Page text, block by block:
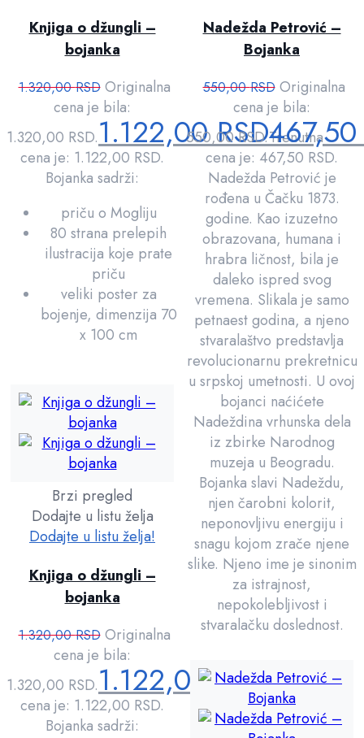
Knjiga o džungli –
bojanka
1.320,00RSD Originalna
cena je bila:
1.320,00 RSD.1.122,00RSDTrenutna
cena je: 1.122,00 RSD.
Bojanka sadrži:
priču o Mogliju
80 strana prelepih
ilustracija koje prate
priču
veliki poster za
bojenje, dimenzija 70
x 100 cm
Brzi pregled
Dodajte u listu želja
Dodajte u listu želja!
Knjiga o džungli –
bojanka
1.320,00RSD Originalna
cena je bila:
1.320,00 RSD.1.122,00RSDTrenutna
cena je: 1.122,00 RSD.
Bojanka sadrži:
Nadežda Petrović –
Bojanka
550,00RSD Originalna
cena je bila:
550,00 RSD.
cena je: 467,50 RSD.
Nadežda Petrović je
rođena u Čačku 1873.
godine. Kao izuzetno
obrazovana, humana i
hrabra ličnost, bila je
daleko ispred svog
vremena. Slikala je samo
petnaest godina, a njeno
stvaralaštvo predstavlja
revolucionarnu prekretnicu
u srpskoj umetnosti. U ovoj
bojanci naćićete
Nadeždina vrhunska dela
iz zbirke Narodnog
muzeja u Beogradu.
Bojanka slavi Nadeždu,
njen čarobni kolorit,
neponovljivu energiju i
snagu kojom zrače njene
slike. Njeno ime je sinonim
za istrajnost,
nepokolebljivost i
stvaralačku doslednost.